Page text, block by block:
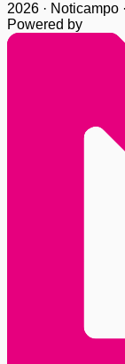
2026 · Noticampo
Powered by